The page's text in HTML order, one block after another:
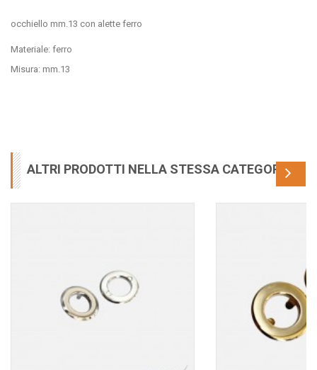
occhiello mm.13 con alette ferro
Materiale: ferro
Misura: mm.13
ALTRI PRODOTTI NELLA STESSA CATEGORIA